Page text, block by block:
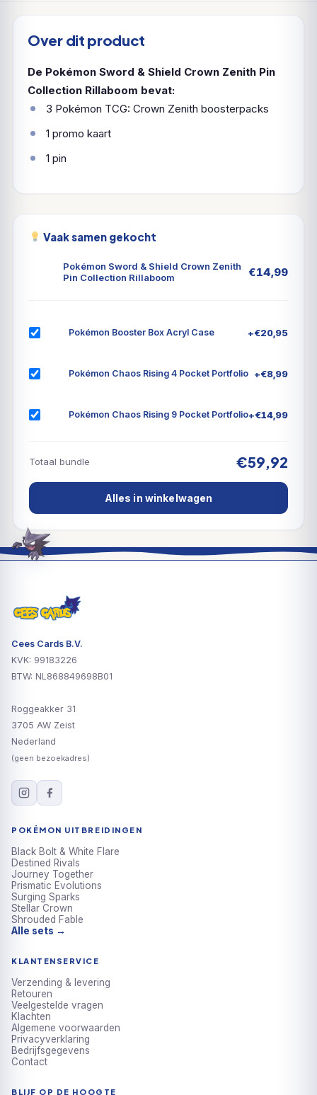
Over dit product
De Pokémon Sword & Shield Crown Zenith Pin
Collection Rillaboom bevat:
3 Pokémon TCG: Crown Zenith boosterpacks
1 promo kaart
1 pin
Vaak samen gekocht
Pokémon Sword & Shield Crown Zenith
Pin Collection Rillaboom
€14,99
Pokémon Booster Box Acryl Case +€20,95
Pokémon Chaos Rising 4 Pocket Portfolio +€8,99
Pokémon Chaos Rising 9 Pocket Portfolio+€14,99
Totaal bundle €59,92
Alles in winkelwagen
Cees Cards B.V.
KVK: 99183226
BTW: NL868849698B01
Roggeakker 31
3705 AW Zeist
Nederland
(geen bezoekadres)
POKÉMON UITBREIDINGEN
Black Bolt & White Flare
Destined Rivals
Journey Together
Prismatic Evolutions
Surging Sparks
Stellar Crown
Shrouded Fable
Alle sets →
KLANTENSERVICE
Verzending & levering
Retouren
Veelgestelde vragen
Klachten
Algemene voorwaarden
Privacyverklaring
Bedrijfsgegevens
Contact
BLIJF OP DE HOOGTE